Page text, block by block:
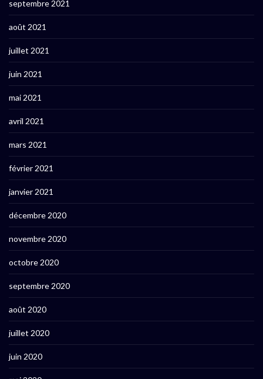
septembre 2021
août 2021
juillet 2021
juin 2021
mai 2021
avril 2021
mars 2021
février 2021
janvier 2021
décembre 2020
novembre 2020
octobre 2020
septembre 2020
août 2020
juillet 2020
juin 2020